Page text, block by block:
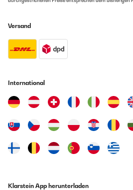
Versand
International
Klarstein App herunterladen